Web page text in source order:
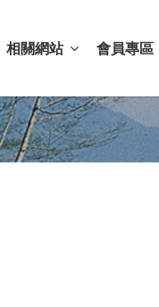
相關網站 會員專區